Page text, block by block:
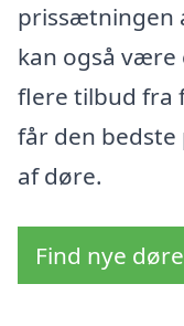
prissætningen
kan også være
flere tilbud fra
får den
af døre.
Find nye